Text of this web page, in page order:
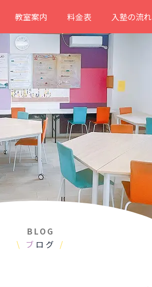
教室案内 料金表 入塾の流れ
BLOG
\ ブ ログ /